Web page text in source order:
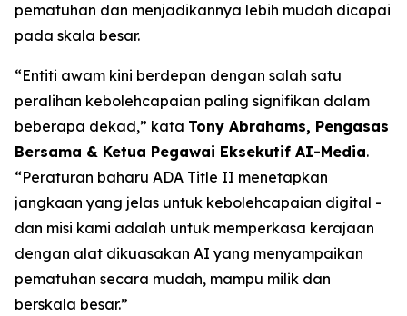
pematuhan dan menjadikannya lebih mudah dicapai
pada skala besar.
“Entiti awam kini berdepan dengan salah satu
peralihan kebolehcapaian paling signifikan dalam
beberapa dekad,” kata Tony Abrahams, Pengasas
Bersama & Ketua Pegawai Eksekutif AI-Media.
“Peraturan baharu ADA Title II menetapkan
jangkaan yang jelas untuk kebolehcapaian digital -
dan misi kami adalah untuk memperkasa kerajaan
dengan alat dikuasakan AI yang menyampaikan
pematuhan secara mudah, mampu milik dan
berskala besar.”